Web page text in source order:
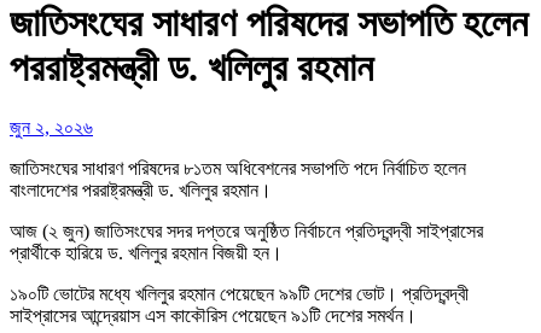
জাতিসংঘের সাধারণ পরিষদের সভাপতি হলেন
পররাষ্ট্রমন্ত্রী ড. খলিলুর রহমান
জুন ২, ২০২৬
জাতিসংঘের সাধারণ পরিষদের ৮১তম অধিবেশনের সভাপতি পদে নির্বাচিত হলেন
বাংলাদেশের পররাষ্ট্রমন্ত্রী ড. খলিলুর রহমান।
আজ (২ জুন) জাতিসংঘের সদর দপ্তরে অনুষ্ঠিত নির্বাচনে প্রতিদ্বন্দ্বী সাইপ্রাসের
প্রার্থীকে হারিয়ে ড. খলিলুর রহমান বিজয়ী হন।
১৯০টি ভোটের মধ্যে খলিলুর রহমান পেয়েছেন ৯৯টি দেশের ভোট। প্রতিদ্বন্দ্বী
সাইপ্রাসের আন্দ্রেয়াস এস কাকৌরিস পেয়েছেন ৯১টি দেশের সমর্থন।